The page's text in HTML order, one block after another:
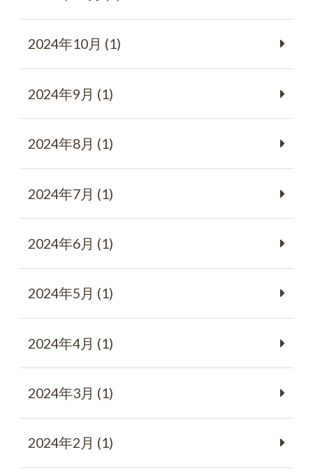
2024年10月 (1)
2024年9月 (1)
2024年8月 (1)
2024年7月 (1)
2024年6月 (1)
2024年5月 (1)
2024年4月 (1)
2024年3月 (1)
2024年2月 (1)